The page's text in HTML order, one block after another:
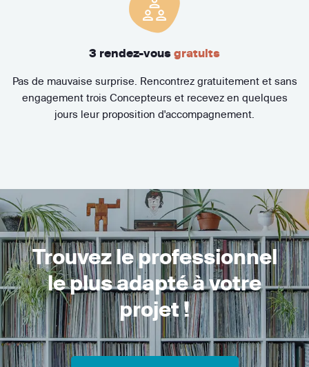
3 rendez-vous gratuits
Pas de mauvaise surprise. Rencontrez gratuitement et sans
engagement trois Concepteurs et recevez en quelques
jours leur proposition d'accompagnement.
Trouvez le professionnel
le plus adapté à votre
projet !